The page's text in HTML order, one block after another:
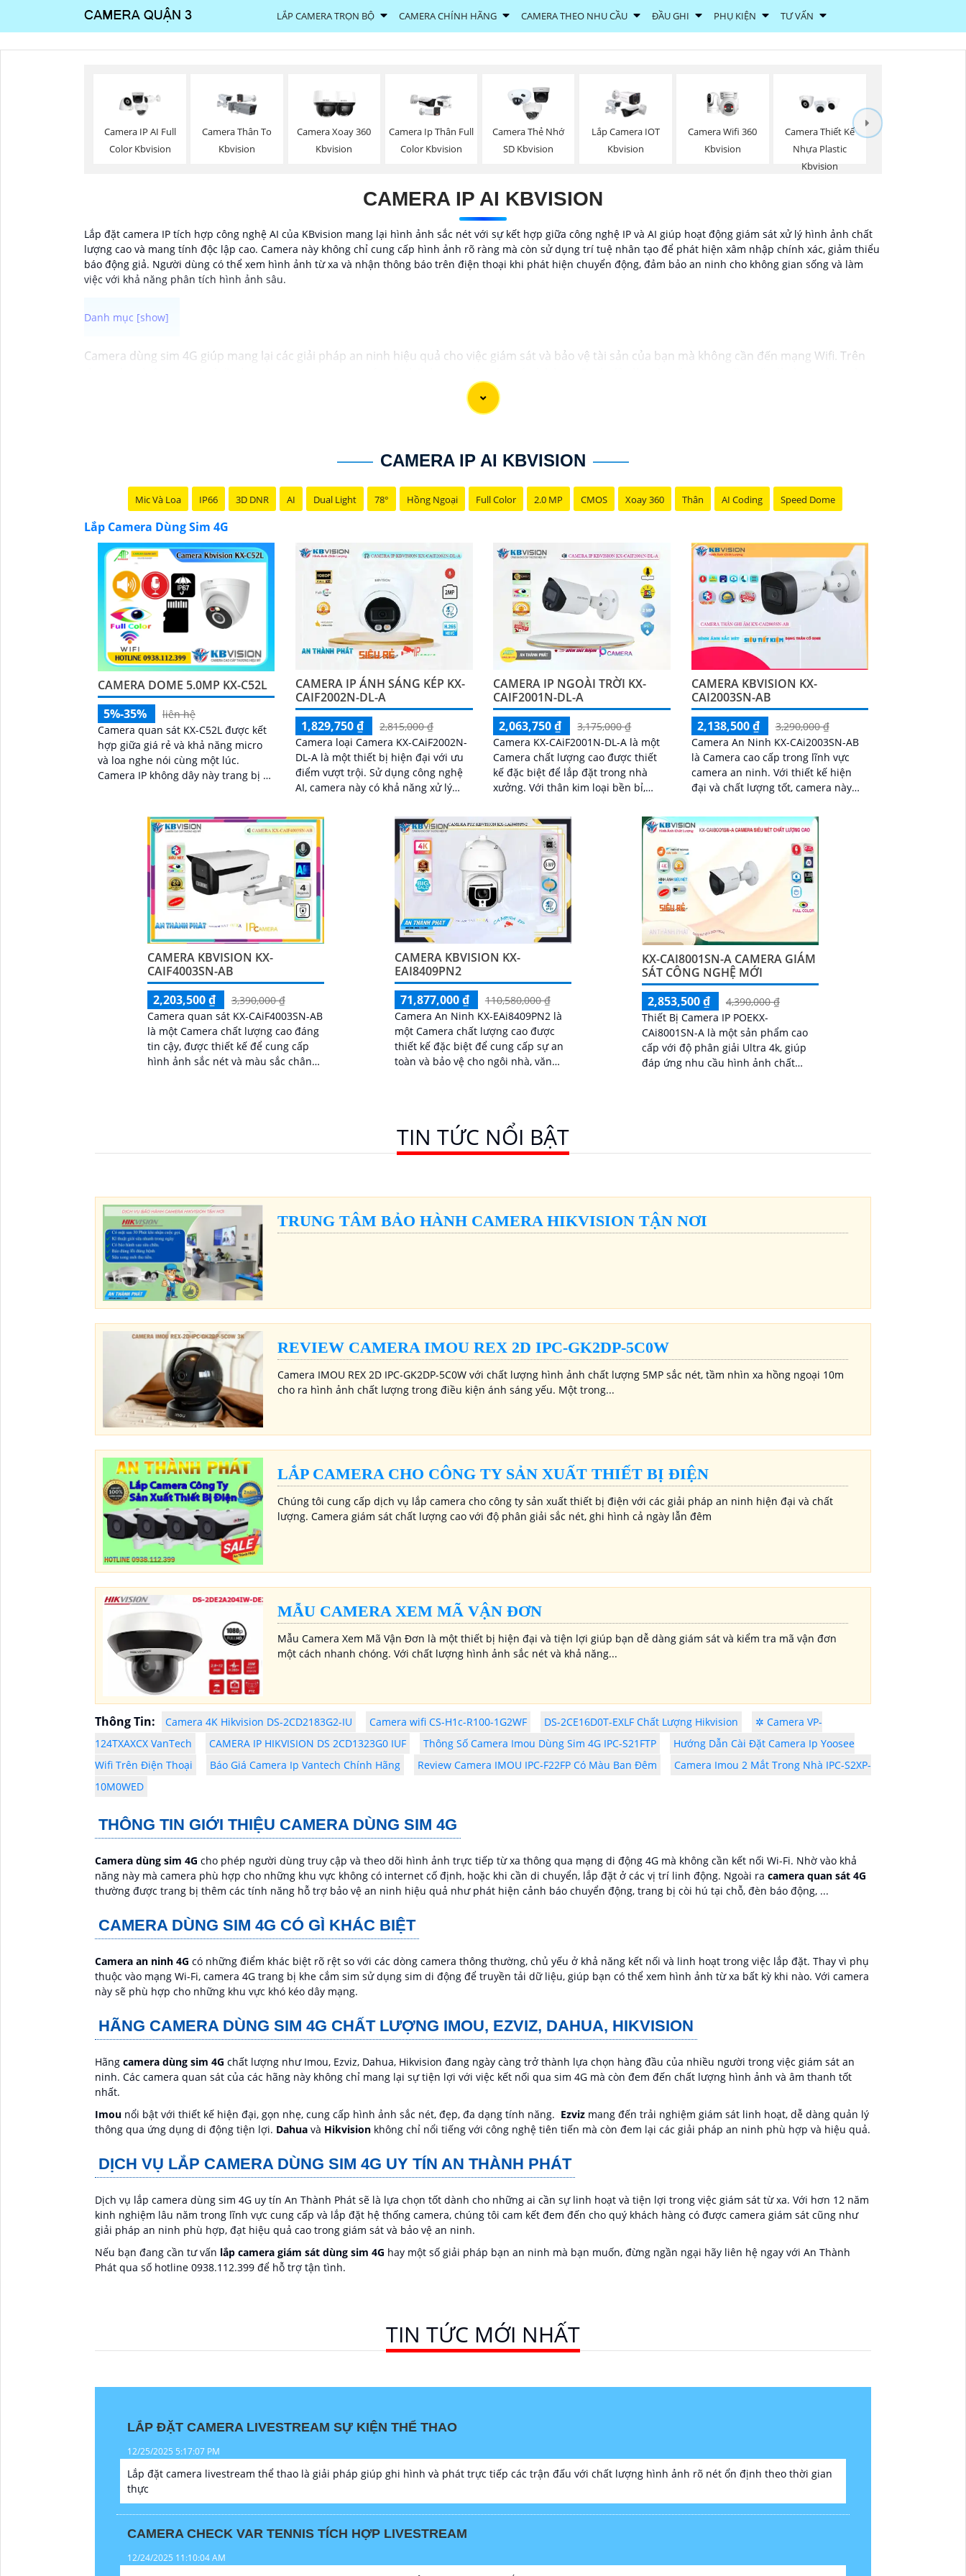
LẮP CAMERA TRỌN BỘ CAMERA CHÍNH HÃNG CAMERA THEO NHU CẦU ĐẦU GHI PHỤ KIỆN TƯ VẤN
Camera IP AI Full
Color Kbvision
Camera Thân To
Kbvision
Camera Xoay 360
Kbvision
Camera Ip Thân Full
Color Kbvision
Camera Thẻ Nhớ
SD Kbvision
Lắp Camera IOT
Kbvision
Camera Wifi 360
Kbvision
Camera Thiết Kế
Nhựa Plastic
Kbvision
CAMERA IP AI KBVISION
Lắp đặt camera IP tích hợp công nghệ AI của KBvision mang lại hình ảnh sắc nét với sự kết hợp giữa công nghệ IP và AI giúp hoạt động giám sát xử lý hình ảnh chất
lượng cao và mang tính độc lập cao. Camera này không chỉ cung cấp hình ảnh rõ ràng mà còn sử dụng trí tuệ nhân tạo để phát hiện xâm nhập chính xác, giảm thiểu
báo động giả. Người dùng có thể xem hình ảnh từ xa và nhận thông báo trên điện thoại khi phát hiện chuyển động, đảm bảo an ninh cho không gian sống và làm
việc với khả năng phân tích hình ảnh sâu.
Camera dùng sim 4G giúp mang lại các giải pháp an ninh hiệu quả cho việc giám sát và bảo vệ tài sản của bạn mà không cần đến mạng Wifi. Trên
CAMERA IP AI KBVISION
Mic Và Loa IP66 3D DNR AI Dual Light 78° Hồng Ngoại Full Color 2.0 MP CMOS Xoay 360 Thân AI Coding Speed Dome
Lắp Camera Dùng Sim 4G
CAMERA DOME 5.0MP KX-C52L
5%-35%
liên hệ
Camera quan sát KX-C52L được kết
hợp giữa giá rẻ và khả năng micro
và loa nghe nói cùng một lúc.
Camera IP không dây này trang bị 2
thiết kế dome nhỏ gọn cho ra gốc
nhìn rộng đáng để tham khảo
CAMERA IP ÁNH SÁNG KÉP KX-
CAIF2002N-DL-A
1,829,750 ₫
2,815,000 ₫
Camera loại Camera KX-CAiF2002N-
DL-A là một thiết bị hiện đại với ưu
điểm vượt trội. Sử dụng công nghệ
AI, camera này có khả năng xử lý
ảnh có màu sắc tự nhiên, sống động
hơn
CAMERA IP NGOÀI TRỜI KX-
CAIF2001N-DL-A
2,063,750 ₫
3,175,000 ₫
Camera KX-CAiF2001N-DL-A là một
Camera chất lượng cao được thiết
kế đặc biệt để lắp đặt trong nhà
xưởng. Với thân kim loại bền bỉ,
chất lượng Full HD 1080P
CAMERA KBVISION KX-
CAI2003SN-AB
2,138,500 ₫
3,290,000 ₫
Camera An Ninh KX-CAi2003SN-AB
là Camera cao cấp trong lĩnh vực
camera an ninh. Với thiết kế hiện
đại và chất lượng tốt, camera này
hơn nhờ công nghệ CMOS
CAMERA KBVISION KX-
CAIF4003SN-AB
2,203,500 ₫
3,390,000 ₫
Camera quan sát KX-CAiF4003SN-AB
là một Camera chất lượng cao đáng
tin cậy, được thiết kế để cung cấp
hình ảnh sắc nét và màu sắc chân
CAMERA KBVISION KX-
EAI8409PN2
71,877,000 ₫
110,580,000 ₫
Camera An Ninh KX-EAi8409PN2 là
một Camera chất lượng cao được
thiết kế đặc biệt để cung cấp sự an
toàn và bảo vệ cho ngôi nhà, văn
KX-CAI8001SN-A CAMERA GIÁM
SÁT CÔNG NGHỆ MỚI
2,853,500 ₫
4,390,000 ₫
Thiết Bị Camera IP POEKX-
CAi8001SN-A là một sản phẩm cao
cấp với độ phân giải Ultra 4k, giúp
đáp ứng nhu cầu hình ảnh chất
TIN TỨC NỔI BẬT
TRUNG TÂM BẢO HÀNH CAMERA HIKVISION TẬN NƠI
REVIEW CAMERA IMOU REX 2D IPC-GK2DP-5C0W
Camera IMOU REX 2D IPC-GK2DP-5C0W với chất lượng hình ảnh chất lượng 5MP sắc nét, tầm nhìn xa hồng ngoại 10m
cho ra hình ảnh chất lượng trong điều kiện ánh sáng yếu. Một trong...
LẮP CAMERA CHO CÔNG TY SẢN XUẤT THIẾT BỊ ĐIỆN
Chúng tôi cung cấp dịch vụ lắp camera cho công ty sản xuất thiết bị điện với các giải pháp an ninh hiện đại và chất
lượng. Camera giám sát chất lượng cao với độ phân giải sắc nét, ghi hình cả ngày lẫn đêm
MẪU CAMERA XEM MÃ VẬN ĐƠN
Mẫu Camera Xem Mã Vận Đơn là một thiết bị hiện đại và tiện lợi giúp bạn dễ dàng giám sát và kiểm tra mã vận đơn
một cách nhanh chóng. Với chất lượng hình ảnh sắc nét và khả năng...
Thông Tin: Camera 4K Hikvision DS-2CD2183G2-IU Camera wifi CS-H1c-R100-1G2WF DS-2CE16D0T-EXLF Chất Lượng Hikvision
✲ Camera VP-
124TXAXCX VanTech
CAMERA IP HIKVISION DS 2CD1323G0 IUF Thông Số Camera Imou Dùng Sim 4G IPC-S21FTP
Hướng Dẫn Cài Đặt Camera Ip Yoosee
Wifi Trên Điện Thoại
Báo Giá Camera Ip Vantech Chính Hãng Review Camera IMOU IPC-F22FP Có Màu Ban Đêm
Camera Imou 2 Mắt Trong Nhà IPC-S2XP-
10M0WED
THÔNG TIN GIỚI THIỆU CAMERA DÙNG SIM 4G
Camera dùng sim 4G cho phép người dùng truy cập và theo dõi hình ảnh trực tiếp từ xa thông qua mạng di động 4G mà không cần kết nối Wi-Fi. Nhờ vào khả
năng này mà camera phù hợp cho những khu vực không có internet cố định, hoặc khi cần di chuyển, lắp đặt ở các vị trí linh động. Ngoài ra camera quan sát 4G
thường được trang bị thêm các tính năng hỗ trợ bảo vệ an ninh hiệu quả như phát hiện cảnh báo chuyển động, trang bị còi hú tại chỗ, đèn báo động, ...
CAMERA DÙNG SIM 4G CÓ GÌ KHÁC BIỆT
Camera an ninh 4G có những điểm khác biệt rõ rệt so với các dòng camera thông thường, chủ yếu ở khả năng kết nối và linh hoạt trong việc lắp đặt. Thay vì phụ
thuộc vào mạng Wi-Fi, camera 4G trang bị khe cắm sim sử dụng sim di động để truyền tải dữ liệu, giúp bạn có thể xem hình ảnh từ xa bất kỳ khi nào. Với camera
này sẽ phù hợp cho những khu vực khó kéo dây mạng.
HÃNG CAMERA DÙNG SIM 4G CHẤT LƯỢNG IMOU, EZVIZ, DAHUA, HIKVISION
Hãng camera dùng sim 4G chất lượng như Imou, Ezviz, Dahua, Hikvision đang ngày càng trở thành lựa chọn hàng đầu của nhiều người trong việc giám sát an
ninh. Các camera quan sát của các hãng này không chỉ mang lại sự tiện lợi với việc kết nối qua sim 4G mà còn đem đến chất lượng hình ảnh và âm thanh tốt
nhất.
Imou nổi bật với thiết kế hiện đại, gọn nhẹ, cung cấp hình ảnh sắc nét, đẹp, đa dạng tính năng. Ezviz mang đến trải nghiệm giám sát linh hoạt, dễ dàng quản lý
thông qua ứng dụng di động tiện lợi. Dahua và Hikvision không chỉ nổi tiếng với công nghệ tiên tiến mà còn đem lại các giải pháp an ninh phù hợp và hiệu quả.
DỊCH VỤ LẮP CAMERA DÙNG SIM 4G UY TÍN AN THÀNH PHÁT
Dịch vụ lắp camera dùng sim 4G uy tín An Thành Phát sẽ là lựa chọn tốt dành cho những ai cần sự linh hoạt và tiện lợi trong việc giám sát từ xa. Với hơn 12 năm
kinh nghiệm lâu năm trong lĩnh vực cung cấp và lắp đặt hệ thống camera, chúng tôi cam kết đem đến cho quý khách hàng có được camera giám sát cũng như
giải pháp an ninh phù hợp, đạt hiệu quả cao trong giám sát và bảo vệ an ninh.
Nếu bạn đang cần tư vấn lắp camera giám sát dùng sim 4G hay một số giải pháp bạn an ninh mà bạn muốn, đừng ngần ngại hãy liên hệ ngay với An Thành
Phát qua số hotline 0938.112.399 để hỗ trợ tận tình.
TIN TỨC MỚI NHẤT
LẮP ĐẶT CAMERA LIVESTREAM SỰ KIỆN THỂ THAO
12/25/2025 5:17:07 PM
Lắp đặt camera livestream thể thao là giải pháp giúp ghi hình và phát trực tiếp các trận đấu với chất lượng hình ảnh rõ nét ổn định theo thời gian
thực
CAMERA CHECK VAR TENNIS TÍCH HỢP LIVESTREAM
12/24/2025 11:10:04 AM